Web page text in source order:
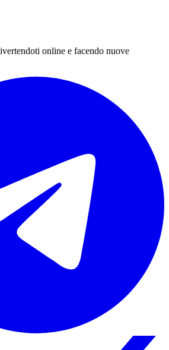
online e facendo nuove